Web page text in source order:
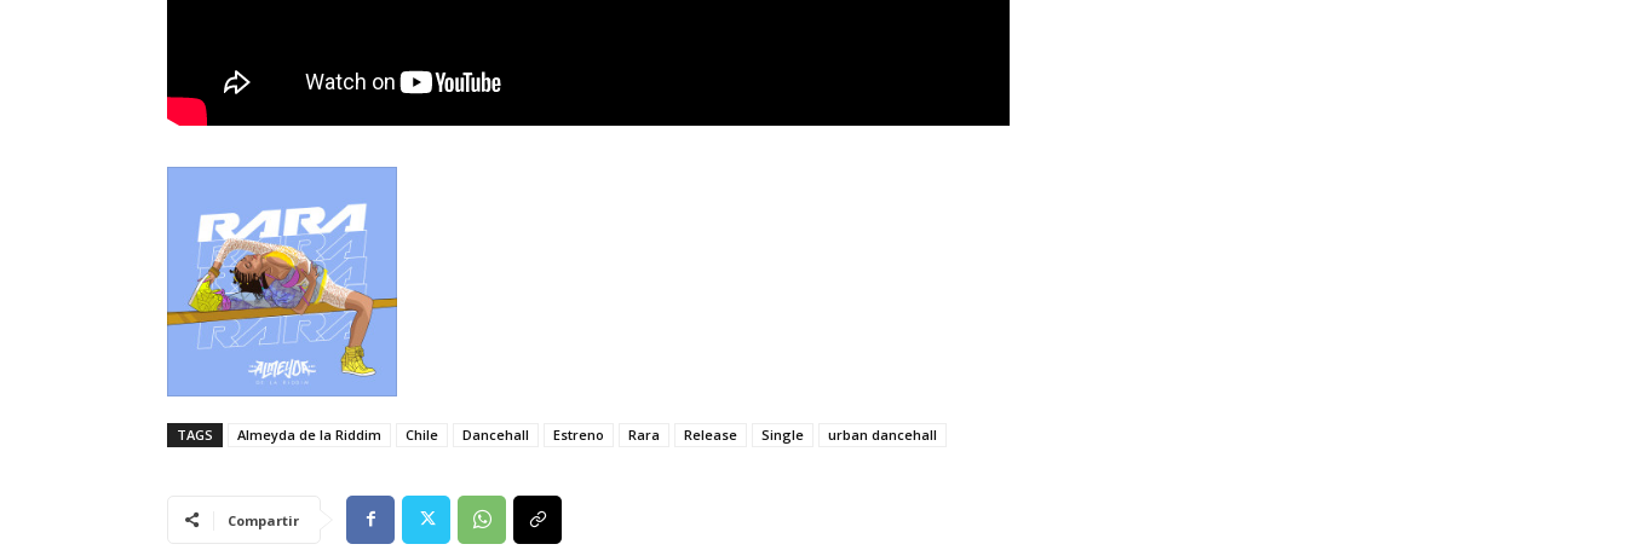
TAGS Almeyda de la Riddim Chile Dancehall Estreno Rara Release Single urban dancehall
Compartir